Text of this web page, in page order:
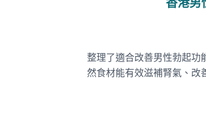
香港男
整理了適合改善男性勃起功
然食材能有效滋補腎氣、改